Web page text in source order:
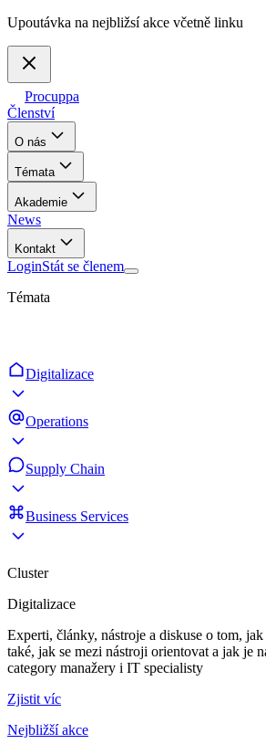
Upoutávka na nejbližsí akce včetně linku
Procuppa
Členství
O nás
Témata
Akademie
News
Kontakt
LoginStát se členem
Témata
Digitalizace
Operations
Supply Chain
Business Services
Cluster
Digitalizace
Experti, články, nástroje a diskuse o tom,
také, jak se mezi nástroji orientovat a jak je
category manažery i IT specialisty
Zjistit víc
Nejbližší akce